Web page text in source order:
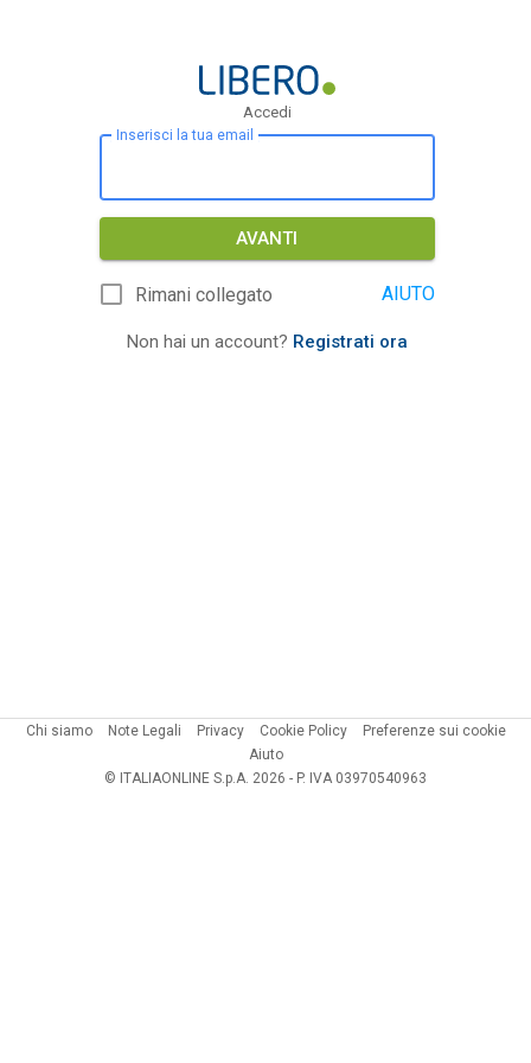
Accedi
Inserisci la tua email
AVANTI
Rimani collegato AIUTO
Non hai un account? Registrati ora
Chi siamo Note Legali Privacy Cookie Policy
Preferenze sui cookie
Aiuto
© ITALIAONLINE S.p.A. 2026 - P. IVA 03970540963